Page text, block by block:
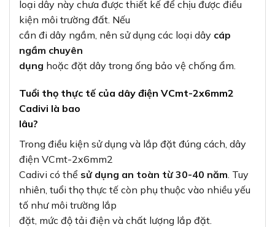
loại dây này chưa được thiết kế để chịu được điều
kiện môi trường đất. Nếu
cần đi dây ngầm, nên sử dụng các loại dây cáp
ngầm chuyên
dụng hoặc đặt dây trong ống bảo vệ chống ẩm.
Tuổi thọ thực tế của dây điện VCmt-2x6mm2
Cadivi là bao
lâu?
Trong điều kiện sử dụng và lắp đặt đúng cách, dây
điện VCmt-2x6mm2
Cadivi có thể sử dụng an toàn từ 30-40 năm. Tuy
nhiên, tuổi thọ thực tế còn phụ thuộc vào nhiều yếu
tố như môi trường lắp
đặt, mức độ tải điện và chất lượng lắp đặt.